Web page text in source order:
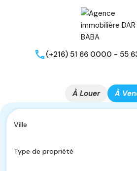
(+216) 51 66 0000 - 55
À Louer À
Ville
Type de propriété